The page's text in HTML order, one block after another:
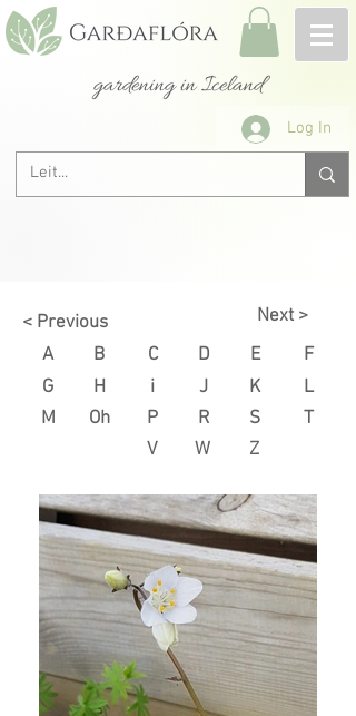
gardening in Iceland
Log In
< Previous
Next >
A
G
M
B
H
Oh
C D
E
i
J
K
P
R
S
V
W Z
F
L
T